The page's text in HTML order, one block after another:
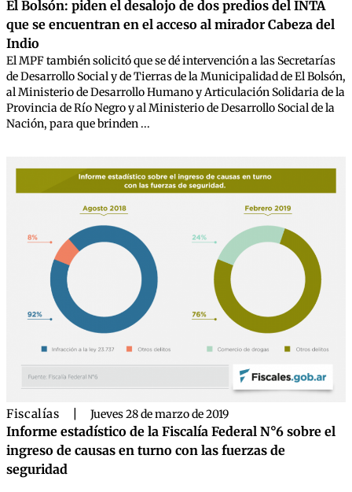
El Bolsón: piden el desalojo de dos predios del INTA
que se encuentran en el acceso al mirador Cabeza del
Indio
El MPF también solicitó que se dé intervención a las Secretarías
de Desarrollo Social y de Tierras de la Municipalidad de El Bolsón,
al Ministerio de Desarrollo Humano y Articulación Solidaria de la
Provincia de Río Negro y al Ministerio de Desarrollo Social de la
Nación, para que brinden ...
Fiscalías Jueves 28 de marzo de 2019
Informe estadístico de la Fiscalía Federal N°6 sobre el
ingreso de causas en turno con las fuerzas de
seguridad